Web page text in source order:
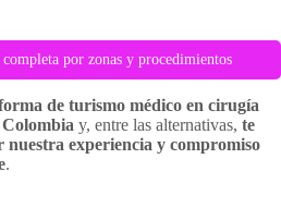
por zonas y procedimientos
de turismo médico en cirugía
Colombia y, entre las alternativas, te
nuestra experiencia y compromiso
.